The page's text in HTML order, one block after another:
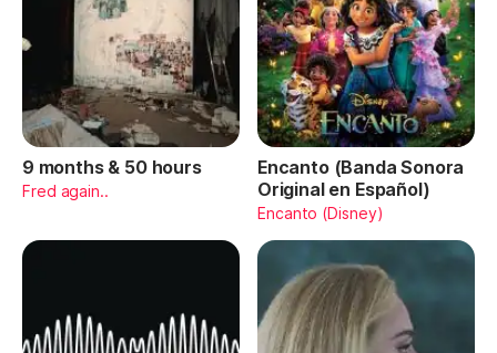
9 months & 50 hours
Fred again..
Encanto (Banda Sonora
Original en Español)
Encanto (Disney)